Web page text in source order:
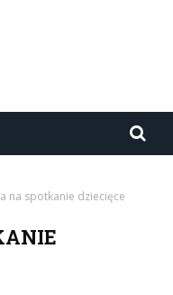
na spotkanie dziecięce